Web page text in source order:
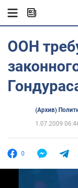
ООН
(Архив)
1.07.2009
0